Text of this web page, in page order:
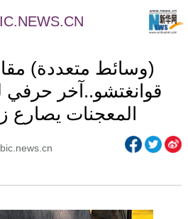
(وسائط متعددة)
قوانغتشو..آخر حرفي
المعجنات يصارع